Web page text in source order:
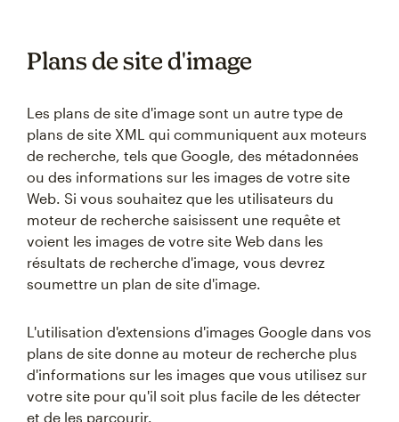
Plans de site d'image
Les plans de site d'image sont un autre type de
plans de site XML qui communiquent aux moteurs
de recherche, tels que Google, des métadonnées
ou des informations sur les images de votre site
Web. Si vous souhaitez que les utilisateurs du
moteur de recherche saisissent une requête et
voient les images de votre site Web dans les
résultats de recherche d'image, vous devrez
soumettre un plan de site d'image.
L'utilisation d'extensions d'images Google dans vos
plans de site donne au moteur de recherche plus
d'informations sur les images que vous utilisez sur
votre site pour qu'il soit plus facile de les détecter
et de les parcourir.